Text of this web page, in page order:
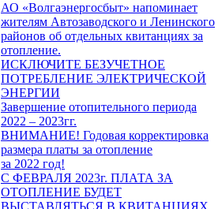
АО «Волгаэнергосбыт» напоминает
жителям Автозаводского и Ленинского
районов об отдельных квитанциях за
отопление.
ИСКЛЮЧИТЕ БЕЗУЧЕТНОЕ
ПОТРЕБЛЕНИЕ ЭЛЕКТРИЧЕСКОЙ
ЭНЕРГИИ
Завершение отопительного периода
2022 – 2023гг.
ВНИМАНИЕ! Годовая корректировка
размера платы за отопление
за 2022 год!
С ФЕВРАЛЯ 2023г. ПЛАТА ЗА
ОТОПЛЕНИЕ БУДЕТ